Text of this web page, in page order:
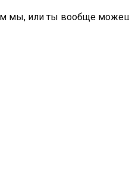
мы, или ты вообще